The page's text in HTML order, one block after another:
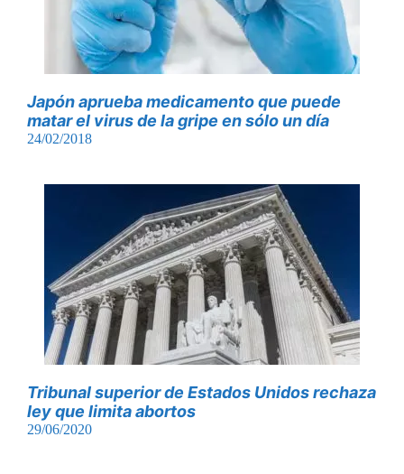
Japón aprueba medicamento que puede
matar el virus de la gripe en sólo un día
24/02/2018
Tribunal superior de Estados Unidos rechaza
ley que limita abortos
29/06/2020